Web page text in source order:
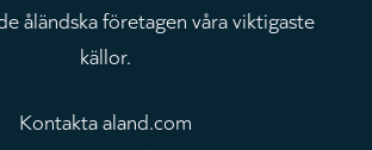
åländska företagen våra viktigaste
källor.
Kontakta aland.com